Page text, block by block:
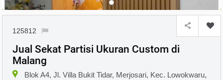
125812
Jual Sekat Partisi Ukuran Custom di
Malang
Blok A4, Jl. Villa Bukit Tidar, Merjosari, Kec. Lowokwaru,